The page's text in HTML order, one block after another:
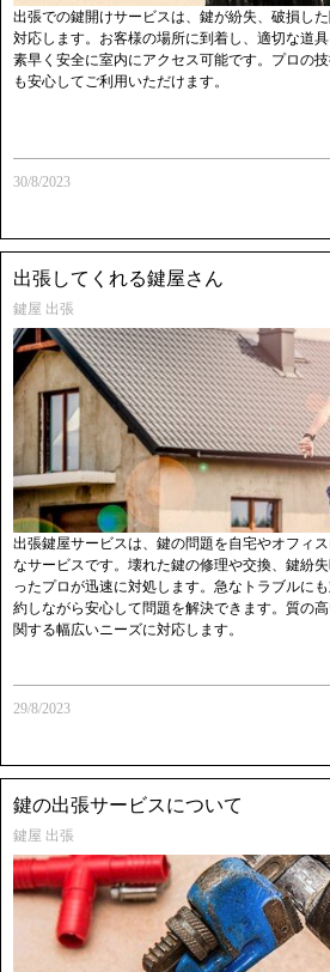
出張での鍵開けサービスは、鍵が紛失、破損し
対応します。お客様の場所に到着し、適切な道
素早く安全に室内にアクセス可能です。プロの
も安心してご利用いただけます。
30/8/2023
出張してくれる鍵屋さん
鍵屋 出張
出張鍵屋サービスは、鍵の問題を自宅やオフィ
なサービスです。壊れた鍵の修理や交換、鍵紛
ったプロが迅速に対処します。急なトラブルに
約しながら安心して問題を解決できます。質の
関する幅広いニーズに対応します。
29/8/2023
鍵の出張サービスについて
鍵屋 出張